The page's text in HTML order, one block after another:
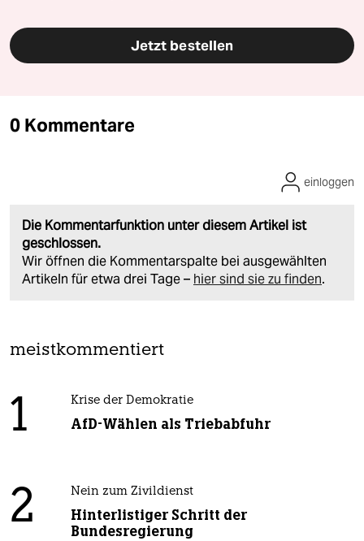
Jetzt bestellen
0 Kommentare
Die Kommentarfunktion unter diesem Artikel ist
geschlossen.
Wir öffnen die Kommentarspalte bei ausgewählten
Artikeln für etwa drei Tage – hier sind sie zu finden.
einloggen
meistkommentiert
1 Krise der Demokratie
AfD-Wählen als Triebabfuhr
2 Nein zum Zivildienst
Hinterlistiger Schritt der
Bundesregierung